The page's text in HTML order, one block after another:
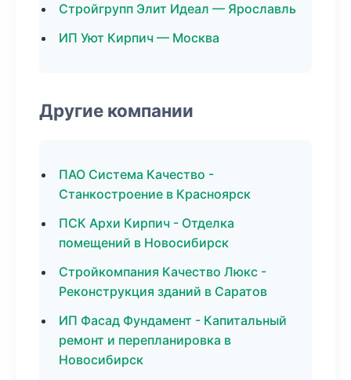
Стройгрупп Элит Идеал — Ярославль
ИП Уют Кирпич — Москва
Другие компании
ПАО Система Качество -
Станкостроение в Красноярск
ПСК Архи Кирпич - Отделка
помещений в Новосибирск
Стройкомпания Качество Люкс -
Реконструкция зданий в Саратов
ИП Фасад Фундамент - Капитальный
ремонт и перепланировка в
Новосибирск